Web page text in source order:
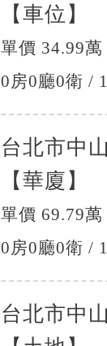
【車位】
單價 34.99
0房0廳0衛 /
台北市中
【華廈】
單價 69.79
0房0廳0衛 /
台北市中